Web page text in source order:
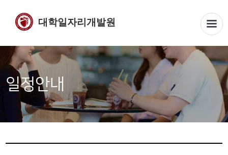
대학일자리개발원
일정안내